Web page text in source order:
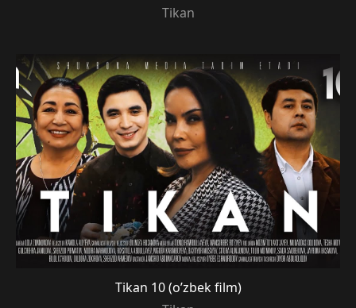
Tikan
Tikan 10 (o’zbek film)